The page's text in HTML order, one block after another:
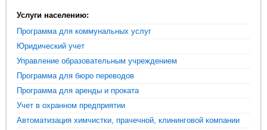
Услуги населению:
Программа для коммунальных услуг
Юридический учет
Управление образовательным учреждением
Программа для бюро переводов
Программа для аренды и проката
Учет в охранном предприятии
Автоматизация химчистки, прачечной, клининговой компании